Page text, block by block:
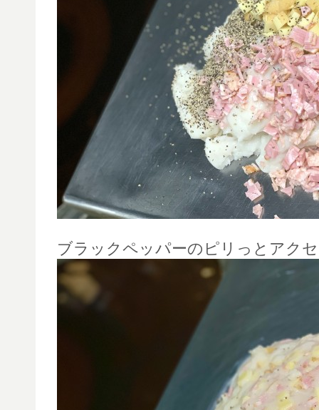
ブラックペッパーのピリっとアク